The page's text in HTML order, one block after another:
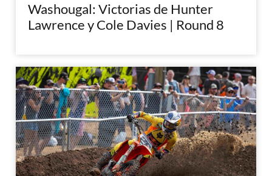
Washougal: Victorias de Hunter
Lawrence y Cole Davies | Round 8